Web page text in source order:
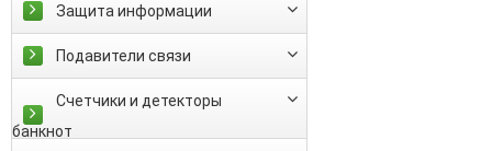
Защита информации
Подавители связи
Счетчики и детекторы
банкнот